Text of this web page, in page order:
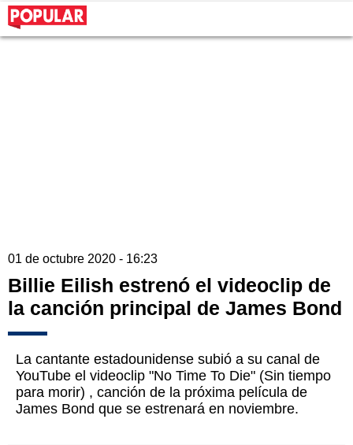
01 de octubre 2020 - 16:23
Billie Eilish estrenó el videoclip de
la canción principal de James Bond
La cantante estadounidense subió a su canal de
YouTube el videoclip "No Time To Die" (Sin tiempo
para morir) , canción de la próxima película de
James Bond que se estrenará en noviembre.